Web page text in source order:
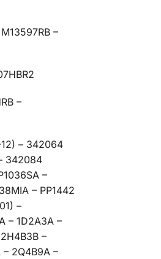
–
–
12) – 342064
342084
–
– PP1442
–
– 1D2A3A –
–
2Q4B9A –